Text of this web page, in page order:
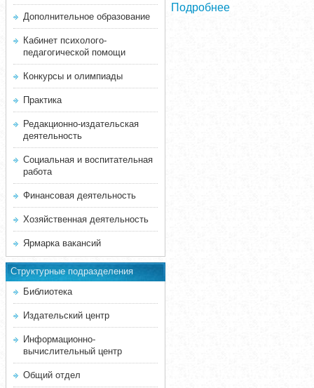
Дополнительное образование
Кабинет психолого-
педагогической помощи
Конкурсы и олимпиады
Практика
Редакционно-издательская
деятельность
Социальная и воспитательная
работа
Финансовая деятельность
Хозяйственная деятельность
Ярмарка вакансий
Структурные подразделения
Библиотека
Издательский центр
Информационно-
вычислительный центр
Общий отдел
Подробнее